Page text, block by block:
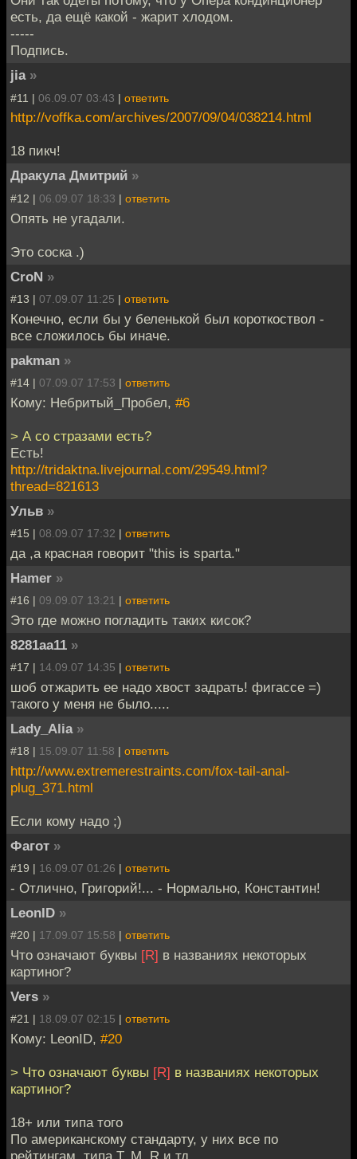
есть, да ещё какой - жарит хлодом.
-----
Подпись.
jia »
#11 | 06.09.07 03:43 | ответить
http://voffka.com/archives/2007/09/04/038214.html
18 пикч!
Дракула Дмитрий »
#12 | 06.09.07 18:33 | ответить
Опять не угадали.
Это соска .)
CroN »
#13 | 07.09.07 11:25 | ответить
Конечно, если бы у беленькой был короткоствол -
все сложилось бы иначе.
pakman »
#14 | 07.09.07 17:53 | ответить
Кому: Небритый_Пробел, #6
> А со стразами есть?
Есть!
http://tridaktna.livejournal.com/29549.html?
thread=821613
Ульв »
#15 | 08.09.07 17:32 | ответить
да ,а красная говорит "this is sparta."
Hamer »
#16 | 09.09.07 13:21 | ответить
Это где можно погладить таких кисок?
8281аа11 »
#17 | 14.09.07 14:35 | ответить
шоб отжарить ее надо хвост задрать! фигассе =)
такого у меня не было.....
Lady_Alia »
#18 | 15.09.07 11:58 | ответить
http://www.extremerestraints.com/fox-tail-anal-
plug_371.html
Если кому надо ;)
Фагот »
#19 | 16.09.07 01:26 | ответить
- Отлично, Григорий!... - Нормально, Константин!
LeonID »
#20 | 17.09.07 15:58 | ответить
Что означают буквы [R] в названиях некоторых
картиног?
Vers »
#21 | 18.09.07 02:15 | ответить
Кому: LeonID, #20
> Что означают буквы [R] в названиях некоторых
картиног?
18+ или типа того
По американскому стандарту, у них все по